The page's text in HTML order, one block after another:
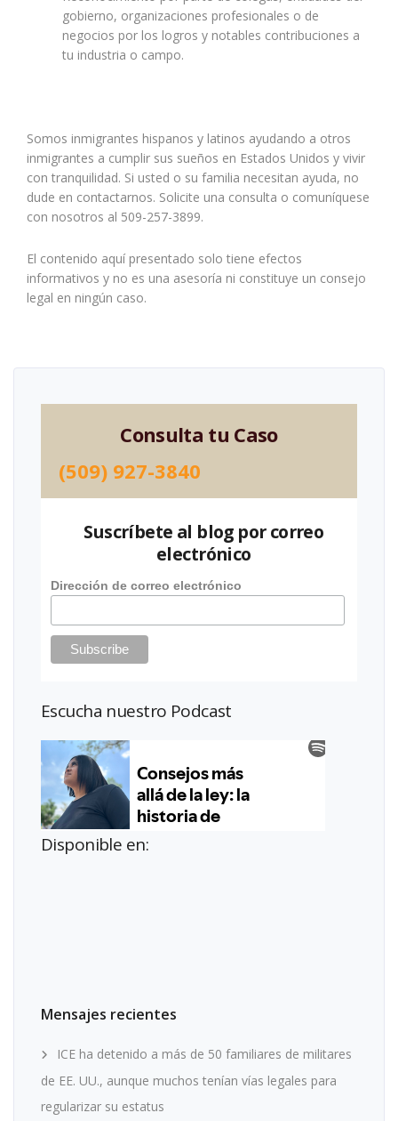
gobierno, organizaciones profesionales o de
negocios por los logros y notables contribuciones a
tu industria o campo.
Somos inmigrantes hispanos y latinos ayudando a otros
inmigrantes a cumplir sus sueños en Estados Unidos y vivir
con tranquilidad. Si usted o su familia necesitan ayuda, no
dude en contactarnos. Solicite una consulta o comuníquese
con nosotros al 509-257-3899.
El contenido aquí presentado solo tiene efectos
informativos y no es una asesoría ni constituye un consejo
legal en ningún caso.
Consulta tu Caso
(509) 927-3840
Suscríbete al blog por correo
electrónico
Dirección de correo electrónico
Escucha nuestro Podcast
Disponible en:
Mensajes recientes
ICE ha detenido a más de 50 familiares de militares
de EE. UU., aunque muchos tenían vías legales para
regularizar su estatus